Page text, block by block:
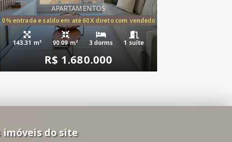
APARTAMENTOS
20% entrada e saldo em até 60X direto com vendedor
143.31 m² 90.09 m² 3 dorms 1 suíte
R$ 1.680.000
imóveis do site